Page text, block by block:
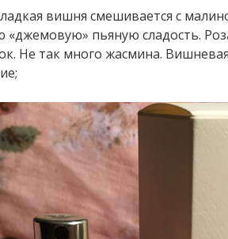
вишня смешивается с
«джемовую» пьяную сладость.
Не так много жасмина.